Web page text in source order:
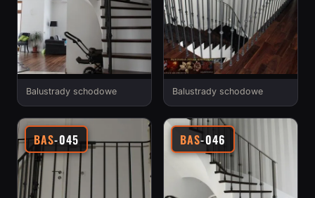
Balustrady schodowe Balustrady schodowe
BAS-045 BAS-046